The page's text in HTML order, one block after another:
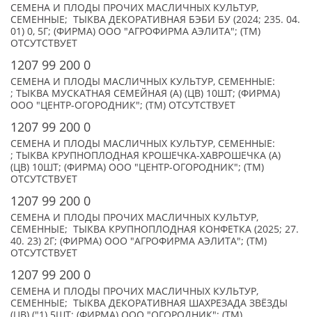
СЕМЕНА И ПЛОДЫ ПРОЧИХ МАСЛИЧНЫХ КУЛЬТУР,
СЕМЕННЫЕ; ТЫКВА ДЕКОРАТИВНАЯ БЭБИ БУ (2024; 235. 04.
01) 0, 5Г; (ФИРМА) ООО "АГРОФИРМА АЭЛИТА"; (TM)
ОТСУТСТВУЕТ
1207 99 200 0
СЕМЕНА И ПЛОДЫ МАСЛИЧНЫХ КУЛЬТУР, СЕМЕННЫЕ:
; ТЫКВА МУСКАТНАЯ СЕМЕЙНАЯ (А) (ЦВ) 10ШТ; (ФИРМА)
ООО "ЦЕНТР-ОГОРОДНИК"; (TM) ОТСУТСТВУЕТ
1207 99 200 0
СЕМЕНА И ПЛОДЫ МАСЛИЧНЫХ КУЛЬТУР, СЕМЕННЫЕ:
; ТЫКВА КРУПНОПЛОДНАЯ КРОШЕЧКА-ХАВРОШЕЧКА (А)
(ЦВ) 10ШТ; (ФИРМА) ООО "ЦЕНТР-ОГОРОДНИК"; (TM)
ОТСУТСТВУЕТ
1207 99 200 0
СЕМЕНА И ПЛОДЫ ПРОЧИХ МАСЛИЧНЫХ КУЛЬТУР,
СЕМЕННЫЕ; ТЫКВА КРУПНОПЛОДНАЯ КОНФЕТКА (2025; 27.
40. 23) 2Г; (ФИРМА) ООО "АГРОФИРМА АЭЛИТА"; (TM)
ОТСУТСТВУЕТ
1207 99 200 0
СЕМЕНА И ПЛОДЫ ПРОЧИХ МАСЛИЧНЫХ КУЛЬТУР,
СЕМЕННЫЕ; ТЫКВА ДЕКОРАТИВНАЯ ШАХРЕЗАДА ЗВЁЗДЫ